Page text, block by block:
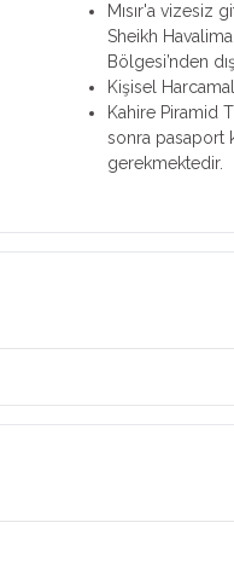
Mısır'a vizesiz
Sheikh
Bölgesi’nden
Kişisel
Kahire Piramid
sonra pasaport
gerekmektedir.